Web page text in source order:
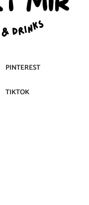
PINTEREST
TIKTOK